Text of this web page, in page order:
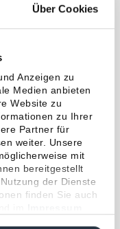
Über Cookies
Anzeigen zu
Medien anbieten
Website zu
zu Ihrer
Partner für
weiter. Unsere
mit
bereitgestellt
der Dienste
finden Sie auch